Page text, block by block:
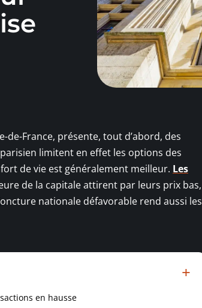
France, présente, tout d’abord, des
limitent en effet les options des
de vie est généralement meilleur. Les
de la capitale attirent par leurs prix bas,
nationale défavorable rend aussi les
en hausse